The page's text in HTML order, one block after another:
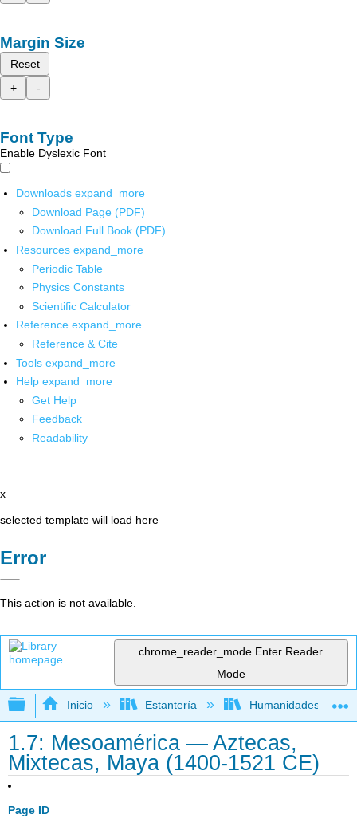
Margin Size
Reset
+
-
Font Type
Enable Dyslexic Font
Downloads expand_more
Download Page (PDF)
Download Full Book (PDF)
Resources expand_more
Periodic Table
Physics Constants
Scientific Calculator
Reference expand_more
Reference & Cite
Tools expand_more
Help expand_more
Get Help
Feedback
Readability
x
selected template will load here
Error
This action is not available.
chrome_reader_mode Enter Reader
Mode
Expandir/contraer jerarquía global
Inicio Estantería Humanidades
1.7: Mesoamérica — Aztecas,
Mixtecas, Maya (1400-1521 CE)
Page ID